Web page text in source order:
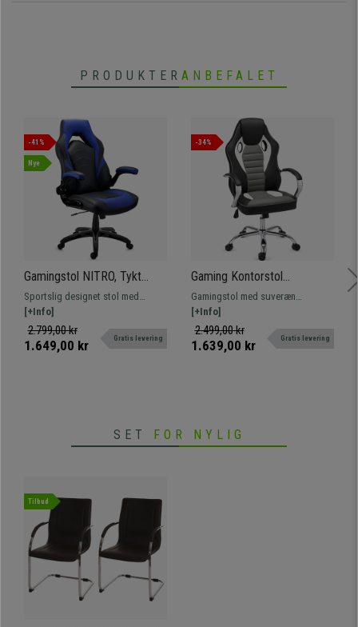
PRODUKTER ANBEFALET
-41%
Nye
Gamingstol NITRO, Tykt
Polstret, Foldbare Armlæn, I
Sort og Blåt Læder
Sportslig designet stol med
polstring af høj densitet betrukket
med syntetisk læder og foldbare
armlæn.
[+Info]
2.799,00 kr
1.649,00 kr Gratis levering
-34%
Gaming Kontorstol
MONTECARLO, Metalarmlæn
og -Fod, Meget Komfortabel
og Robust, I Sort
Gamingstol med suveræn
robusthed og komfort i høj
kvalitet. Den har metalarmlæn og -
fod, som er typisk for avancerede
[+Info]
2.499,00 kr
1.639,00 kr Gratis levering
SET FOR NYLIG
Tilbud